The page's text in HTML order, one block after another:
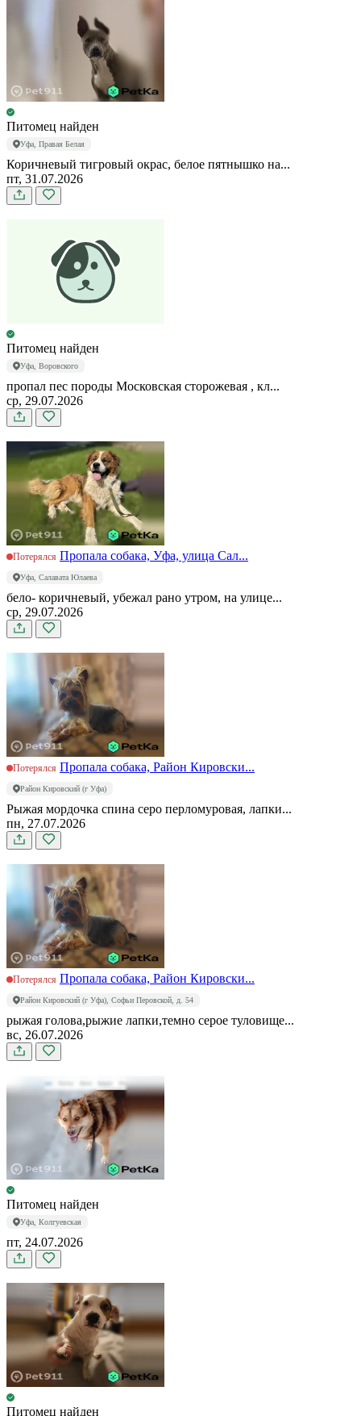
Питомец найден
Уфа, Правая Белая
Коричневый тигровый окрас, белое пятнышко на...
пт, 31.07.2026
Питомец найден
Уфа, Воровского
пропал пес породы Московская сторожевая , кл...
ср, 29.07.2026
Потерялся Пропала собака, Уфа, улица Сал...
Уфа, Салавата Юлаева
бело- коричневый, убежал рано утром, на улице...
ср, 29.07.2026
Потерялся Пропала собака, Район Кировски...
Район Кировский (г Уфа)
Рыжая мордочка спина серо перломуровая, лапки...
пн, 27.07.2026
Потерялся Пропала собака, Район Кировски...
Район Кировский (г Уфа), Софьи Перовской, д. 54
рыжая голова,рыжие лапки,темно серое туловище...
вс, 26.07.2026
Питомец найден
Уфа, Колгуевская
пт, 24.07.2026
Питомец найден